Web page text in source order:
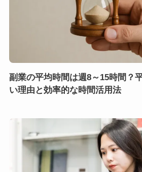
副業の平均時間は週8～15時間？
い理由と効率的な時間活用法